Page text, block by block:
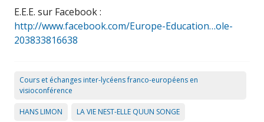
E.E.E. sur Facebook :
http://www.facebook.com/Europe-Education…ole-
203833816638
Cours et échanges inter-lycéens franco-européens en
visioconférence
HANS LIMON LA VIE NEST-ELLE QUUN SONGE